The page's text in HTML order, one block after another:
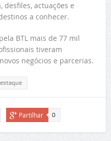
actuações e
a conhecer.
BTL mais de 77 mil
tiveram
negócios e parcerias.
Partilhar 0